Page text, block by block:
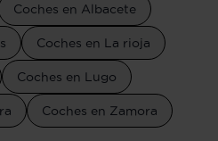
Coches en Albacete
Coches en La rioja
Coches en Lugo
Coches en Zamora